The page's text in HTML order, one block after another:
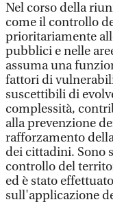
Nel corso della
come il controllo
prioritariamente
pubblici e nelle
assuma una
fattori di
suscettibili di
complessità,
alla prevenzione
rafforzamento
dei cittadini. Sono
controllo del
ed è stato
sull'applicazione